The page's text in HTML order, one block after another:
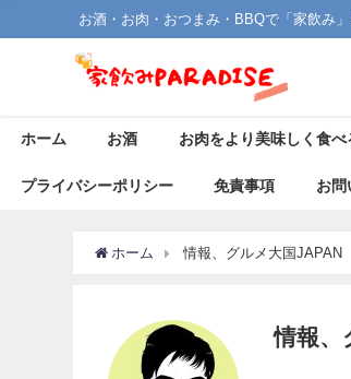
お酒・お肉・おつまみ・BBQで「家飲み
ホーム お酒 お肉をより美味しく食べ
プライバシーポリシー 免責事項 お問
ホーム 情報、グルメ大国JAPAN
情報、